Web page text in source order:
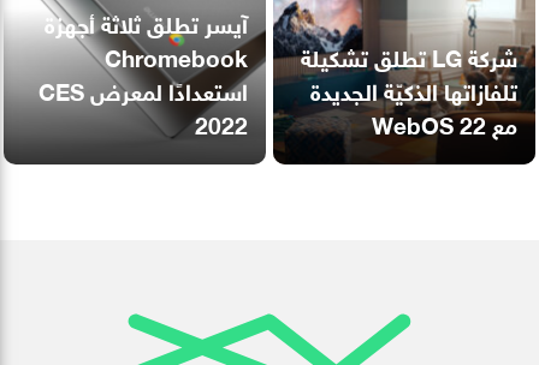
شركة LG تطلق تشكيلة
تلفازاتها الذكيّة الجديدة
مع WebOS 22
آيسر تطلق ثلاثة أجهزة
Chromebook
استعدادًا لمعرض CES
2022